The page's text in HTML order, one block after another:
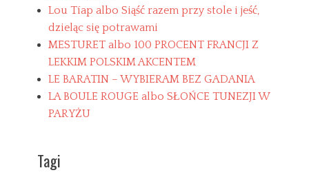
Lou Tíap albo Siąść razem przy stole i jeść,
dzieląc się potrawami
MESTURET albo 100 PROCENT FRANCJI Z
LEKKIM POLSKIM AKCENTEM
LE BARATIN – WYBIERAM BEZ GADANIA
LA BOULE ROUGE albo SŁOŃCE TUNEZJI W
PARYŻU
Tagi